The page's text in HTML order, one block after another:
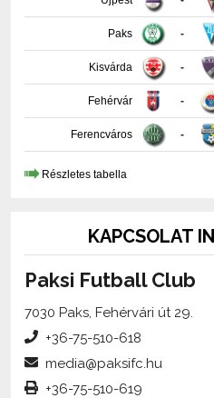
Kisvárda
Fehérvár
Ferencváros
Részletes tabella
Paksi Futball Club
7030 Paks, Fehérvári út 29.